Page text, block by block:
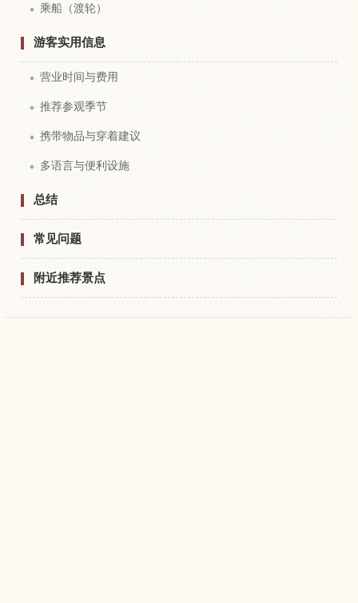
乘船（渡轮）
游客实用信息
营业时间与费用
推荐参观季节
携带物品与穿着建议
多语言与便利设施
总结
常见问题
附近推荐景点